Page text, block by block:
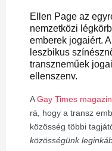
Ellen Page az
nemzetközi
emberek jogaiért.
leszbikus
transzneműek
ellenszenv.
AGay Times
rá, hogy a transz
közösség többi
közösségünk